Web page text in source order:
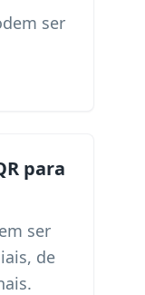
ser
para
ser
de